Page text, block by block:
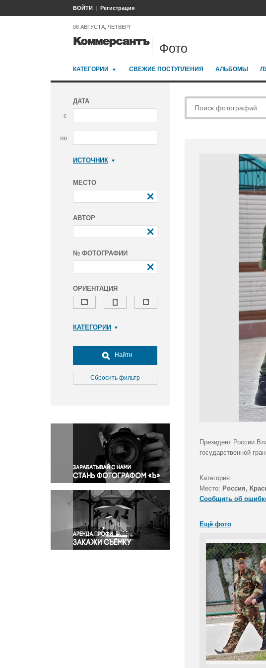
ВОЙТИ Регистрация
06 АВГУСТА, ЧЕТВЕРГ
Фото
КАТЕГОРИИ СВЕЖИЕ ПОСТУПЛЕНИЯ АЛЬБОМЫ
ДАТА
с
по
ИСТОЧНИК
МЕСТО
АВТОР
№ ФОТОГРАФИИ
ОРИЕНТАЦИЯ
КАТЕГОРИИ
Досуг, туризм и отдых
Культура
Медицина
Окружающая среда
Политика
Правосудие
Происшествия и конфликты
Религия
Светская жизнь
Спорт
Экология
Экономика и бизнес
Найти
Сбросить фильтр
Президент России
государственной
Категория:
Место: Россия,
Сообщить об
Ещё фото